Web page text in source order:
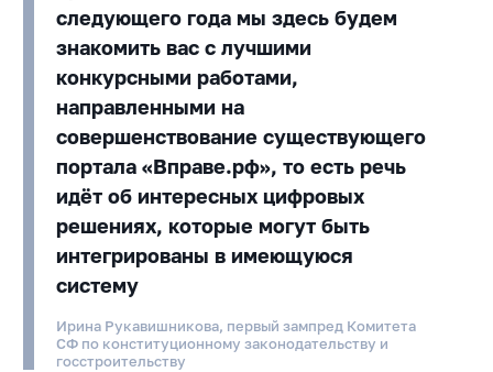
следующего года мы здесь будем
знакомить вас с лучшими
конкурсными работами,
направленными на
совершенствование существующего
портала «Вправе.рф», то есть речь
идёт об интересных цифровых
решениях, которые могут быть
интегрированы в имеющуюся
систему
Ирина Рукавишникова, первый зампред Комитета
СФ по конституционному законодательству и
госстроительству